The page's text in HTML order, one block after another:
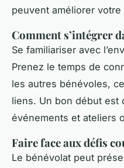
peuvent améliorer
Comment s’intégrer
Se familiariser avec
Prenez le temps de
les autres bénévoles,
liens. Un bon début est
événements et ateliers
Faire face aux défis
Le bénévolat peut